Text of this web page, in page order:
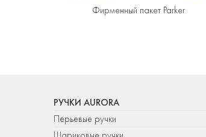
Фирменный пакет Parker
РУЧКИ AURORA
Перьевые ручки